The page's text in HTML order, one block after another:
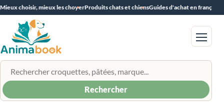
Mieux choisir, mieux les choyerProduits chats et chiensGuides d'achat en français
Rechercher un produit
Rechercher
Menu